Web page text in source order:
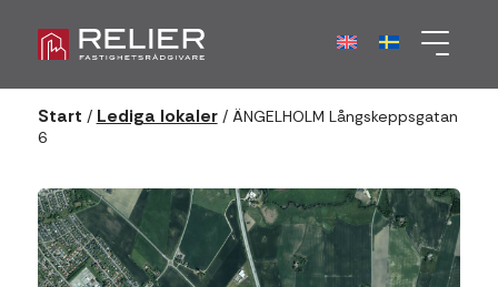
Start / Lediga lokaler/ ÄNGELHOLM Långskeppsgatan
6